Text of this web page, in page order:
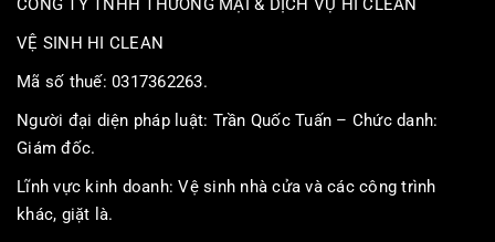
CÔNG TY TNHH THƯƠNG MẠI & DỊCH VỤ HI CLEAN
VỆ SINH HI CLEAN
Mã số thuế: 0317362263.
Người đại diện pháp luật: Trần Quốc Tuấn – Chức danh:
Giám đốc.
Lĩnh vực kinh doanh: Vệ sinh nhà cửa và các công trình
khác, giặt là.